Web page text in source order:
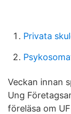
Privata
Veckan innan
Ung
föreläsa om